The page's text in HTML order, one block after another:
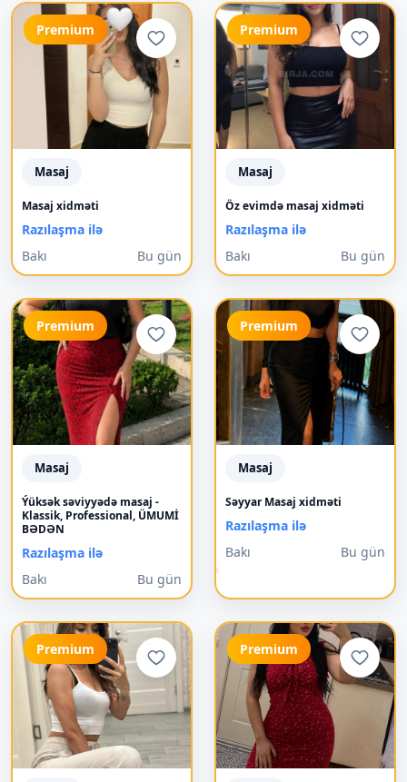
Premium
Masaj
Masaj xidməti
Razılaşma ilə
Bakı
Bu gün
Premium
Masaj
Öz evimdə masaj xidməti
Razılaşma ilə
Bakı
Bu gün
Premium
Masaj
Ýüksək səviyyədə masaj -
Klassik, Professional, ÜMUMİ
BƏDƏN
Razılaşma ilə
Bakı
Bu gün
Premium
Masaj
Səyyar Masaj xidməti
Razılaşma ilə
Bakı
Bu gün
Premium Premium